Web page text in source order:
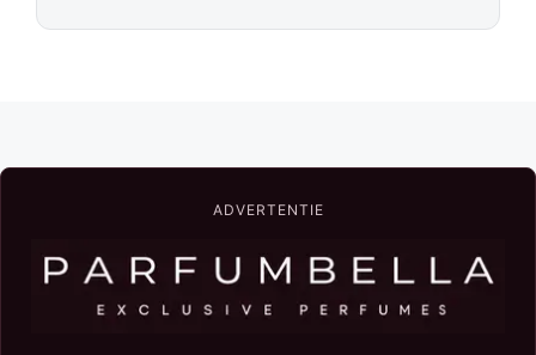
ADVERTENTIE